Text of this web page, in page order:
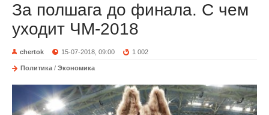
За полшага до финала. С чем
уходит ЧМ-2018
chertok 15-07-2018, 09:00 1 002
Политика / Экономика